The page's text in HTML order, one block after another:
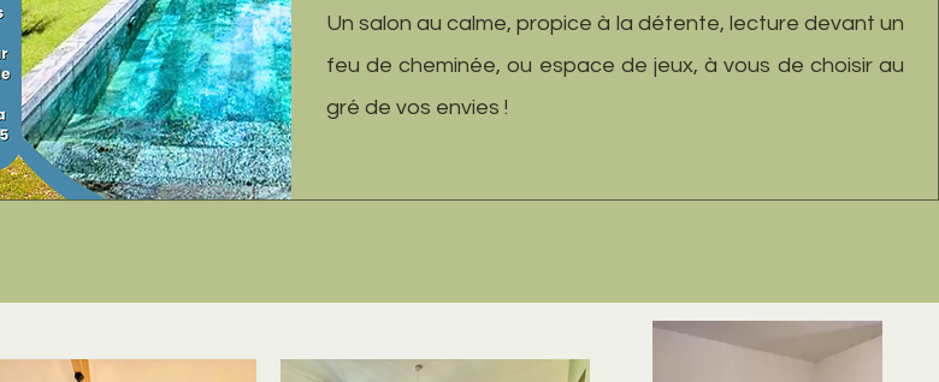
Un salon au calme, propice à la détente, lecture devant un
feu de cheminée, ou espace de jeux, à vous de choisir au
gré de vos envies !